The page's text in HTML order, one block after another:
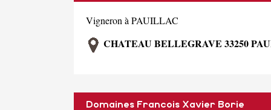
Vigneron à PAUILLAC
CHATEAU BELLEGRAVE 33250
Domaines Francois Xavier Borie